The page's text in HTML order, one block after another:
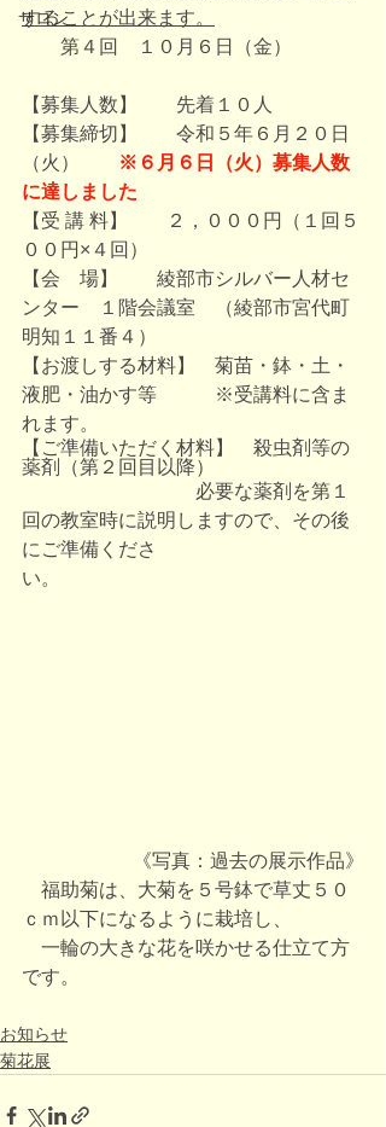
サロン
することが出来ます。
第４回　１０月６日（金）
【募集人数】　　先着１０人
【募集締切】　　令和５年６月２０日
（火）
※６月６日（火）募集人数
に達しました
【受 講 料】　　２，０００円（１回５
００円×４回）
【会　場】　　綾部市シルバー人材セ
ンター　１階会議室　（綾部市宮代町
明知１１番４）
【お渡しする材料】　菊苗・鉢・土・
液肥・油かす等　　　※受講料に含ま
れます。
【ご準備いただく材料】　殺虫剤等の
薬剤（第２回目以降）
必要な薬剤を第１
回の教室時に説明しますので、その後
にご準備くださ
い。
《写真：過去の展示作品》
福助菊は、大菊を５号鉢で草丈５０
ｃｍ以下になるように栽培し、
一輪の大きな花を咲かせる仕立て方
です。
お知らせ
菊花展